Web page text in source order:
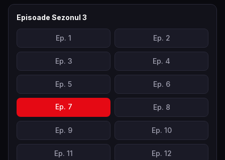
Episoade Sezonul 3
Ep. 1 Ep. 2
Ep. 3 Ep. 4
Ep. 5 Ep. 6
Ep. 7 Ep. 8
Ep. 9 Ep. 10
Ep. 11 Ep. 12